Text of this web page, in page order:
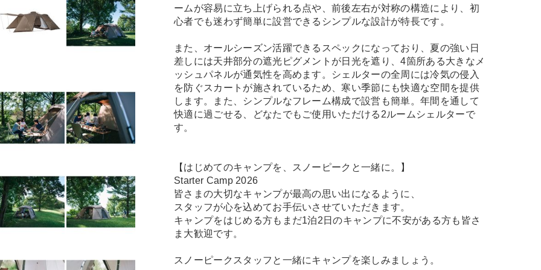
ームが容易に立ち上げられる点や、前後左右が対称の構造により、初
心者でも迷わず簡単に設営できるシンプルな設計が特長です。
また、オールシーズン活躍できるスペックになっており、夏の強い日
差しには天井部分の遮光ピグメントが日光を遮り、4箇所ある大きなメ
ッシュパネルが通気性を高めます。シェルターの全周には冷気の侵入
を防ぐスカートが施されているため、寒い季節にも快適な空間を提供
します。また、シンプルなフレーム構成で設営も簡単。年間を通して
快適に過ごせる、どなたでもご使用いただける2ルームシェルターで
す。
【はじめてのキャンプを、スノーピークと一緒に。】
Starter Camp 2026
皆さまの大切なキャンプが最高の思い出になるように、
スタッフが心を込めてお手伝いさせていただきます。
キャンプをはじめる方もまだ1泊2日のキャンプに不安がある方も皆さ
ま大歓迎です。
スノーピークスタッフと一緒にキャンプを楽しみましょう。